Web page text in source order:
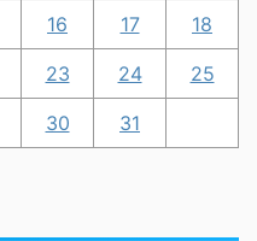
16 17 18
23 24 25
30
31